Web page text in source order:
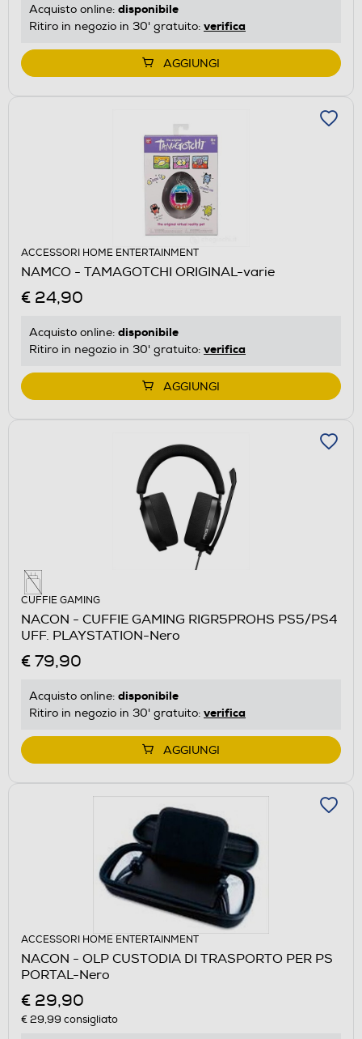
Acquisto online: disponibile
Ritiro in negozio in 30' gratuito: verifica
AGGIUNGI
ACCESSORI HOME ENTERTAINMENT
NAMCO - TAMAGOTCHI ORIGINAL-varie
€ 24,90
Acquisto online: disponibile
Ritiro in negozio in 30' gratuito: verifica
AGGIUNGI
CUFFIE GAMING
NACON - CUFFIE GAMING RIGR5PROHS PS5/PS4
UFF. PLAYSTATION-Nero
€ 79,90
Acquisto online: disponibile
Ritiro in negozio in 30' gratuito: verifica
AGGIUNGI
ACCESSORI HOME ENTERTAINMENT
NACON - OLP CUSTODIA DI TRASPORTO PER PS
PORTAL-Nero
€ 29,90
€ 29,99 consigliato